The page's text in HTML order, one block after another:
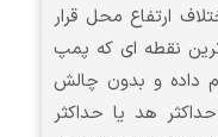
ارتفاع محل قرار
نقطه ای که پمپ
داده و بدون چالش
هد یا حداکثر